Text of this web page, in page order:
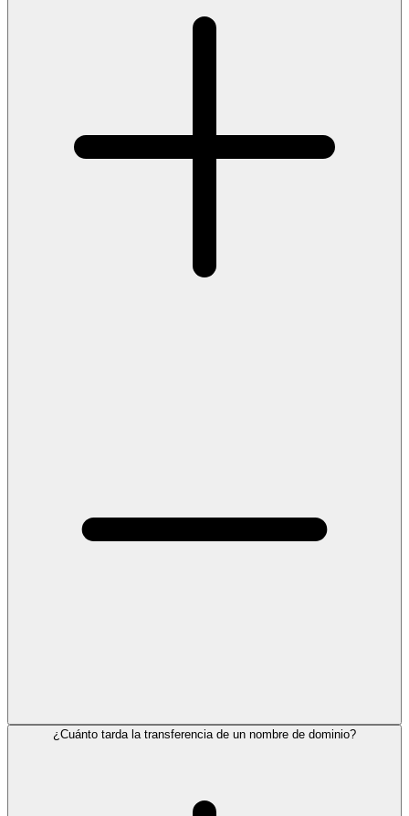
¿Cuánto tarda la transferencia de un nombre de dominio?